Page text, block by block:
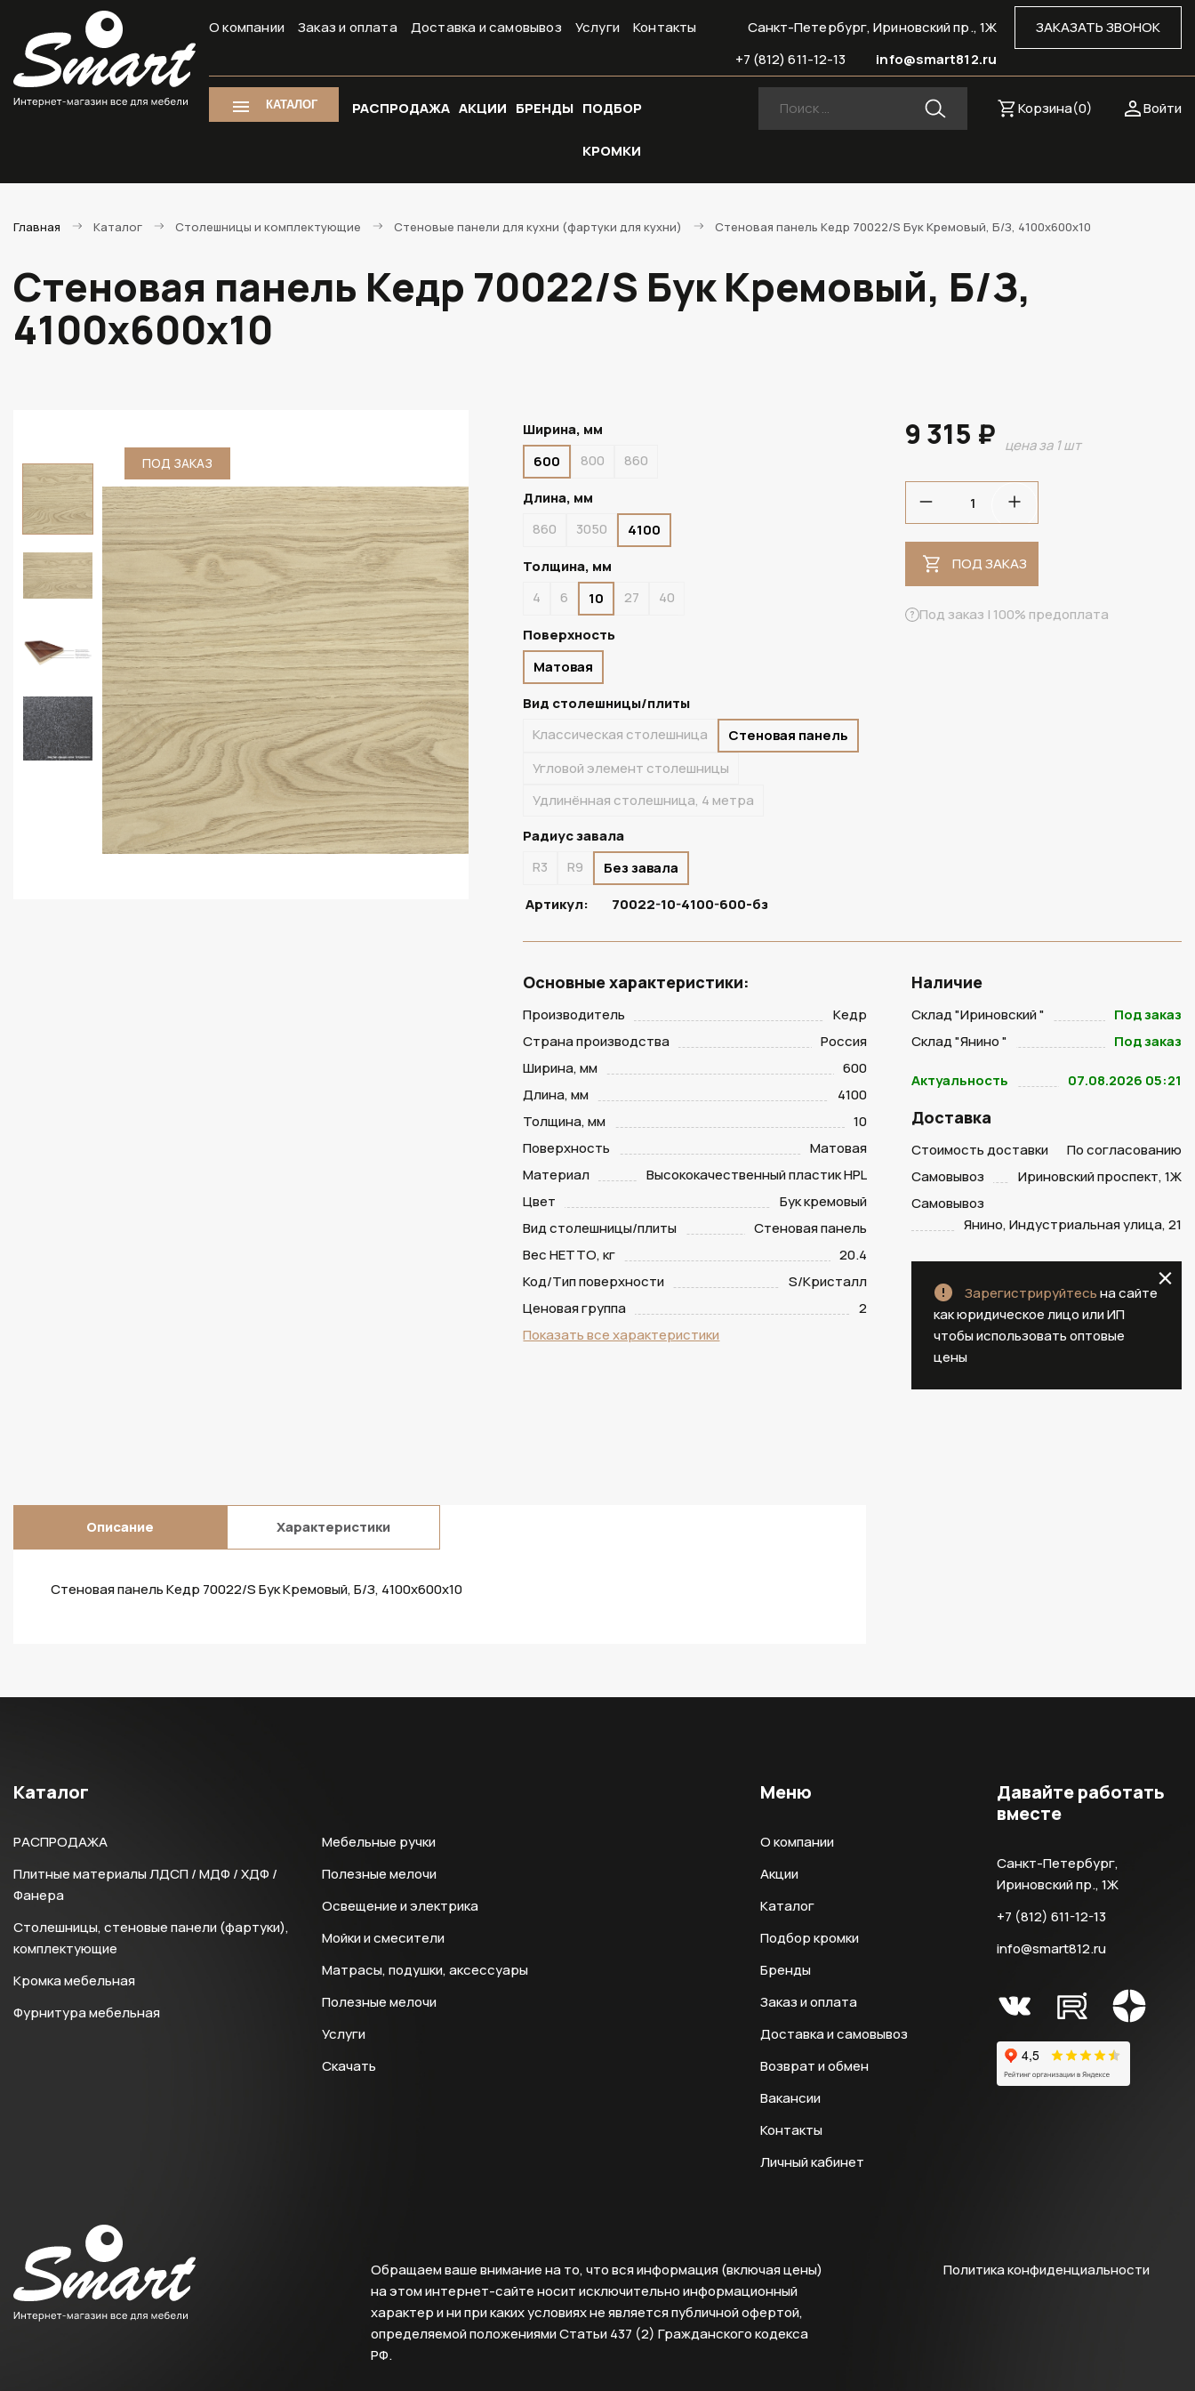
О компании Заказ и оплата Доставка и самовывоз Услуги Контакты ЗАКАЗАТЬ ЗВОНОК
Санкт-Петербург, Ириновский пр., 1Ж
info@smart812.ru
+7 (812) 611-12-13
КАТАЛОГ РАСПРОДАЖА АКЦИИ БРЕНДЫ ПОДБОР
КРОМКИ
Войти
Корзина(0)
Главная Каталог Столешницы и комплектующие Стеновые панели для кухни (фартуки для кухни) Стеновая панель Кедр 70022/S Бук Кремовый, Б/З, 4100х600х10
Стеновая панель Кедр 70022/S Бук Кремовый, Б/З,
4100х600х10
ПОД ЗАКАЗ ПОД ЗАКАЗ
Ширина, мм
600
800
860
Длина, мм
860
3050
4100
Толщина, мм
4
6 10 27
40
Поверхность
Матовая
Вид столешницы/плиты
Классическая столешница
Стеновая панель
Угловой элемент столешницы
Удлинённая столешница, 4 метра
Радиус завала
R3
R9
Без завала
Артикул:
70022-10-4100-600-бз
9 315 ₽ цена за 1 шт
ПОД ЗАКАЗ
Под заказ | 100% предоплата
Основные характеристики:
Производитель
Кедр
Страна производства
Россия
Ширина, мм
600
Длина, мм
4100
Толщина, мм
10
Поверхность
Матовая
Материал
Высококачественный пластик HPL
Цвет
Бук кремовый
Вид столешницы/плиты
Стеновая панель
Вес НЕТТО, кг
20.4
Код/Тип поверхности
S/Кристалл
Ценовая группа
2
Показать все характеристики
Наличие
Склад "Ириновский "
Под заказ
Склад "Янино "
Под заказ
Актуальность 07.08.2026 05:21
Доставка
Стоимость доставки
По согласованию
Самовывоз
Ириновский проспект, 1Ж
Самовывоз
Янино, Индустриальная улица, 21
Зарегистрируйтесьна сайте
как юридическое лицо или ИП
чтобы использовать оптовые
цены
Описание Характеристики
Стеновая панель Кедр 70022/S Бук Кремовый, Б/З, 4100х600х10
Каталог
РАСПРОДАЖА
Плитные материалы ЛДСП / МДФ / ХДФ /
Фанера
Столешницы, стеновые панели (фартуки),
комплектующие
Кромка мебельная
Фурнитура мебельная
Мебельные ручки
Полезные мелочи
Освещение и электрика
Мойки и смесители
Матрасы, подушки, аксессуары
Полезные мелочи
Услуги
Скачать
Меню
О компании
Акции
Каталог
Подбор кромки
Бренды
Заказ и оплата
Доставка и самовывоз
Возврат и обмен
Вакансии
Контакты
Личный кабинет
Давайте работать
вместе
Санкт-Петербург,
Ириновский пр., 1Ж
+7 (812) 611-12-13
info@smart812.ru
Политика конфиденциальности
Обращаем ваше внимание на то, что вся информация (включая цены)
на этом интернет-сайте носит исключительно информационный
характер и ни при каких условиях не является публичной офертой,
определяемой положениями Статьи 437 (2) Гражданского кодекса
РФ.